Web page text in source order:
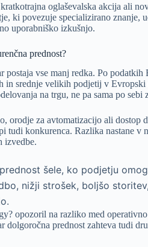
oglaševalska akcija ali
ki povezuje specializirano znanje,
uporabniško izkušnjo.
prednost?
postaja vse manj redka. Po podatkih
in srednje velikih podjetij v Evropski
na trgu, ne pa sama po sebi
orodje za avtomatizacijo ali dostop
tudi konkurenca. Razlika nastane v
izvedbe.
šele, ko podjetju
nižji strošek, boljšo
opozoril na razliko med
dolgoročna prednost zahteva tudi